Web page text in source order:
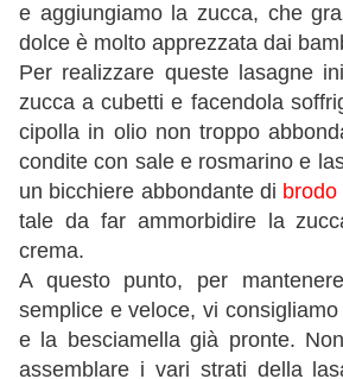
e aggiungiamo la zucca, che
dolce è molto apprezzata dai
Per realizzare queste lasagne
zucca a cubetti e facendola
cipolla in olio non troppo
condite con sale e rosmarino e
un bicchiere abbondante di
tale da far ammorbidire la
crema.
A questo punto, per
semplice e veloce, vi
e la besciamella già pronte.
assemblare i vari strati della